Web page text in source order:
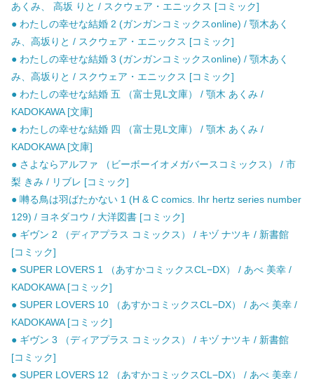
あくみ、 高坂 りと / スクウェア・エニックス [コミック]
● わたしの幸せな結婚 2 (ガンガンコミックスonline) / 顎木あく
み、高坂りと / スクウェア・エニックス [コミック]
● わたしの幸せな結婚 3 (ガンガンコミックスonline) / 顎木あく
み、高坂りと / スクウェア・エニックス [コミック]
● わたしの幸せな結婚 五 （富士見L文庫） / 顎木 あくみ /
KADOKAWA [文庫]
● わたしの幸せな結婚 四 （富士見L文庫） / 顎木 あくみ /
KADOKAWA [文庫]
● さよならアルファ （ビーボーイオメガバースコミックス） / 市
梨 きみ / リブレ [コミック]
● 囀る鳥は羽ばたかない 1 (H & C comics. Ihr hertz series number
129) / ヨネダコウ / 大洋図書 [コミック]
● ギヴン 2 （ディアプラス コミックス） / キヅ ナツキ / 新書館
[コミック]
● SUPER LOVERS 1 （あすかコミックスCL−DX） / あべ 美幸 /
KADOKAWA [コミック]
● SUPER LOVERS 10 （あすかコミックスCL−DX） / あべ 美幸 /
KADOKAWA [コミック]
● ギヴン 3 （ディアプラス コミックス） / キヅ ナツキ / 新書館
[コミック]
● SUPER LOVERS 12 （あすかコミックスCL−DX） / あべ 美幸 /